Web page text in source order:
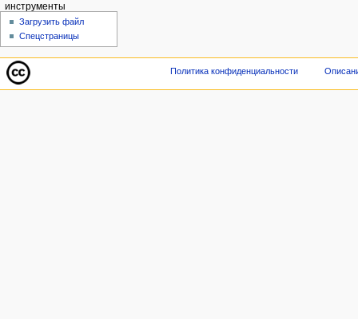
инструменты
Загрузить файл
Спецстраницы
Политика конфиденциальности